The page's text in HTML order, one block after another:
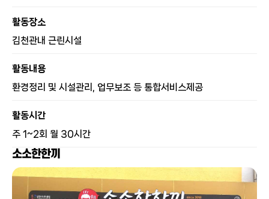
활동장소
김천관내 근린시설
활동내용
환경정리 및 시설관리, 업무보조 등 통합서비스제공
활동시간
주 1~2회 월 30시간
소소한한끼